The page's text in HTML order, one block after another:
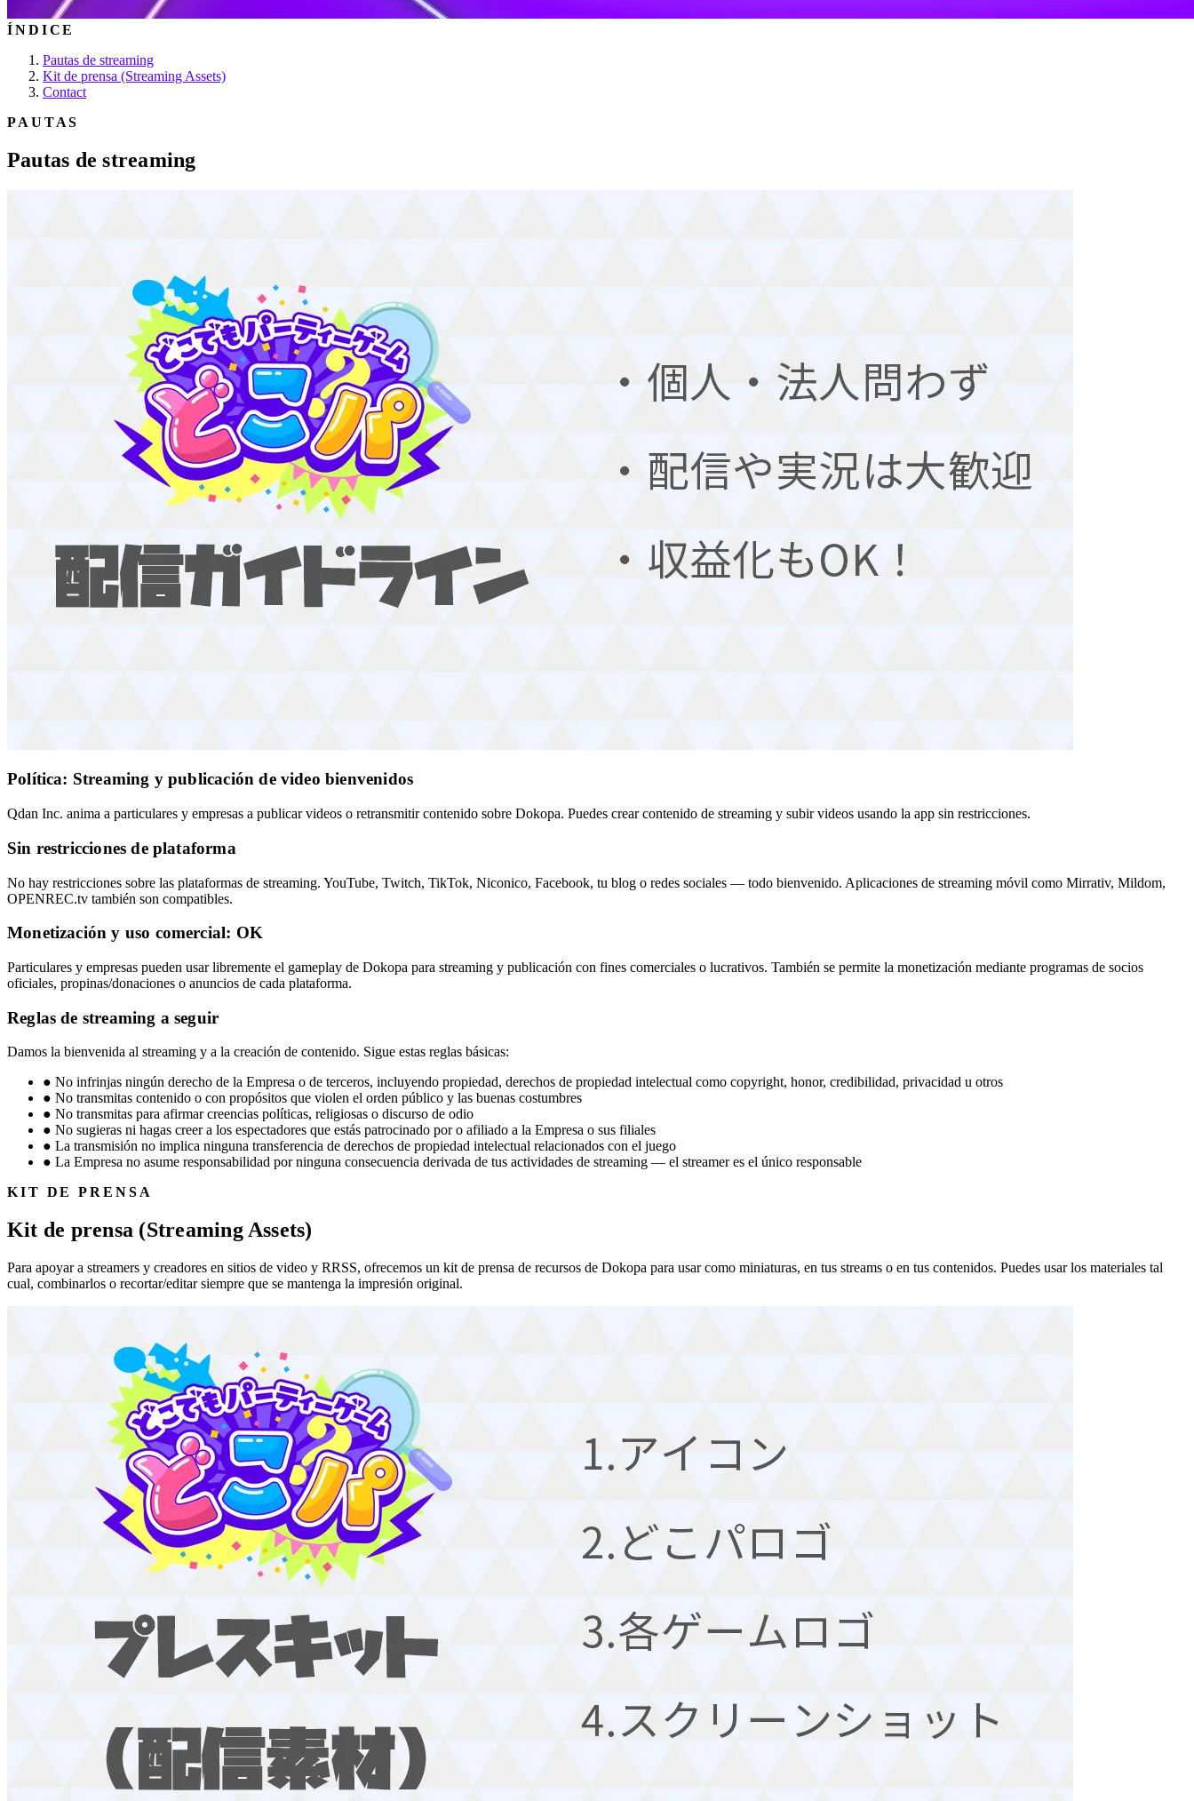
ÍNDICE
Pautas de streaming
Kit de prensa (Streaming Assets)
Contact
PAUTAS
Pautas de streaming
Política: Streaming y publicación de video bienvenidos
Qdan Inc. anima a particulares y empresas a publicar videos o retransmitir contenido sobre Dokopa. Puedes crear contenido de streaming y subir videos usando la app sin restricciones.
Sin restricciones de plataforma
No hay restricciones sobre las plataformas de streaming. YouTube, Twitch, TikTok, Niconico, Facebook, tu blog o redes sociales — todo bienvenido. Aplicaciones de streaming móvil como Mirrativ, Mildom,
OPENREC.tv también son compatibles.
Monetización y uso comercial: OK
Particulares y empresas pueden usar libremente el gameplay de Dokopa para streaming y publicación con fines comerciales o lucrativos. También se permite la monetización mediante programas de socios
oficiales, propinas/donaciones o anuncios de cada plataforma.
Reglas de streaming a seguir
Damos la bienvenida al streaming y a la creación de contenido. Sigue estas reglas básicas:
● No infrinjas ningún derecho de la Empresa o de terceros, incluyendo propiedad, derechos de propiedad intelectual como copyright, honor, credibilidad, privacidad u otros
● No transmitas contenido o con propósitos que violen el orden público y las buenas costumbres
● No transmitas para afirmar creencias políticas, religiosas o discurso de odio
● No sugieras ni hagas creer a los espectadores que estás patrocinado por o afiliado a la Empresa o sus filiales
● La transmisión no implica ninguna transferencia de derechos de propiedad intelectual relacionados con el juego
● La Empresa no asume responsabilidad por ninguna consecuencia derivada de tus actividades de streaming — el streamer es el único responsable
KIT DE PRENSA
Kit de prensa (Streaming Assets)
Para apoyar a streamers y creadores en sitios de video y RRSS, ofrecemos un kit de prensa de recursos de Dokopa para usar como miniaturas, en tus streams o en tus contenidos. Puedes usar los materiales tal
cual, combinarlos o recortar/editar siempre que se mantenga la impresión original.